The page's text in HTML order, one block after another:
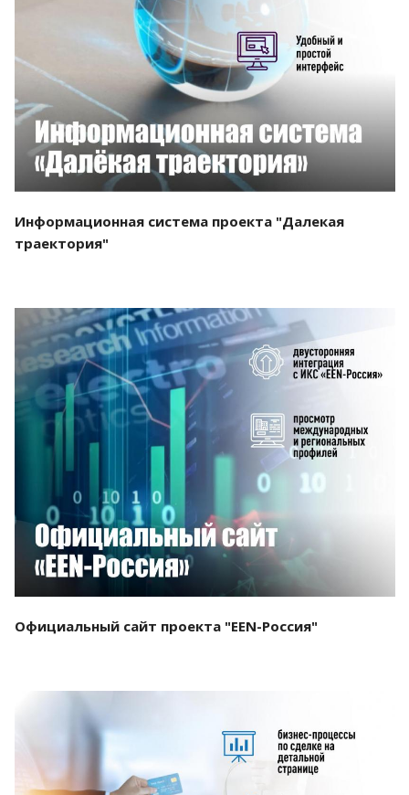
Смотреть проект
Информационная система проекта "Далекая
траектория"
Смотреть проект
Официальный сайт проекта "EEN-Россия"